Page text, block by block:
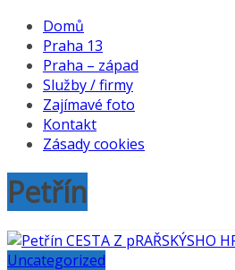
Domů
Praha 13
Praha – západ
Služby / firmy
Zajímavé foto
Kontakt
Zásady cookies
Petřín
Uncategorized